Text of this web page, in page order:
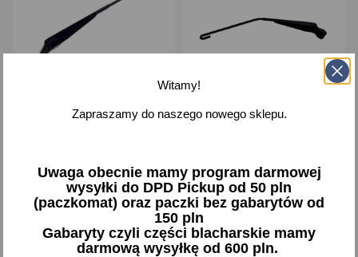
Ramię wycieraczka przód
Dodaj
- +
Ramię wycieraczki tył
Dodaj
- +
Witamy!
Zapraszamy do naszego nowego sklepu.
Uwaga obecnie mamy program darmowej
wysyłki do DPD Pickup od 50 pln
(paczkomat) oraz paczki bez gabarytów od
150 pln
Gabaryty czyli części blacharskie mamy
darmową wysyłkę od 600 pln.